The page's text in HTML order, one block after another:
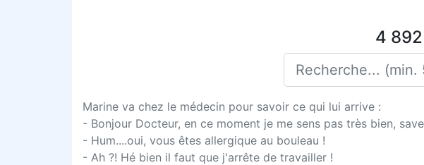
4
Marine va chez le médecin pour savoir ce qui lui arrive :
- Bonjour Docteur, en ce moment je me sens pas très bien,
- Hum....oui, vous êtes allergique au bouleau !
- Ah ?! Hé bien il faut que j'arrête de travailler !